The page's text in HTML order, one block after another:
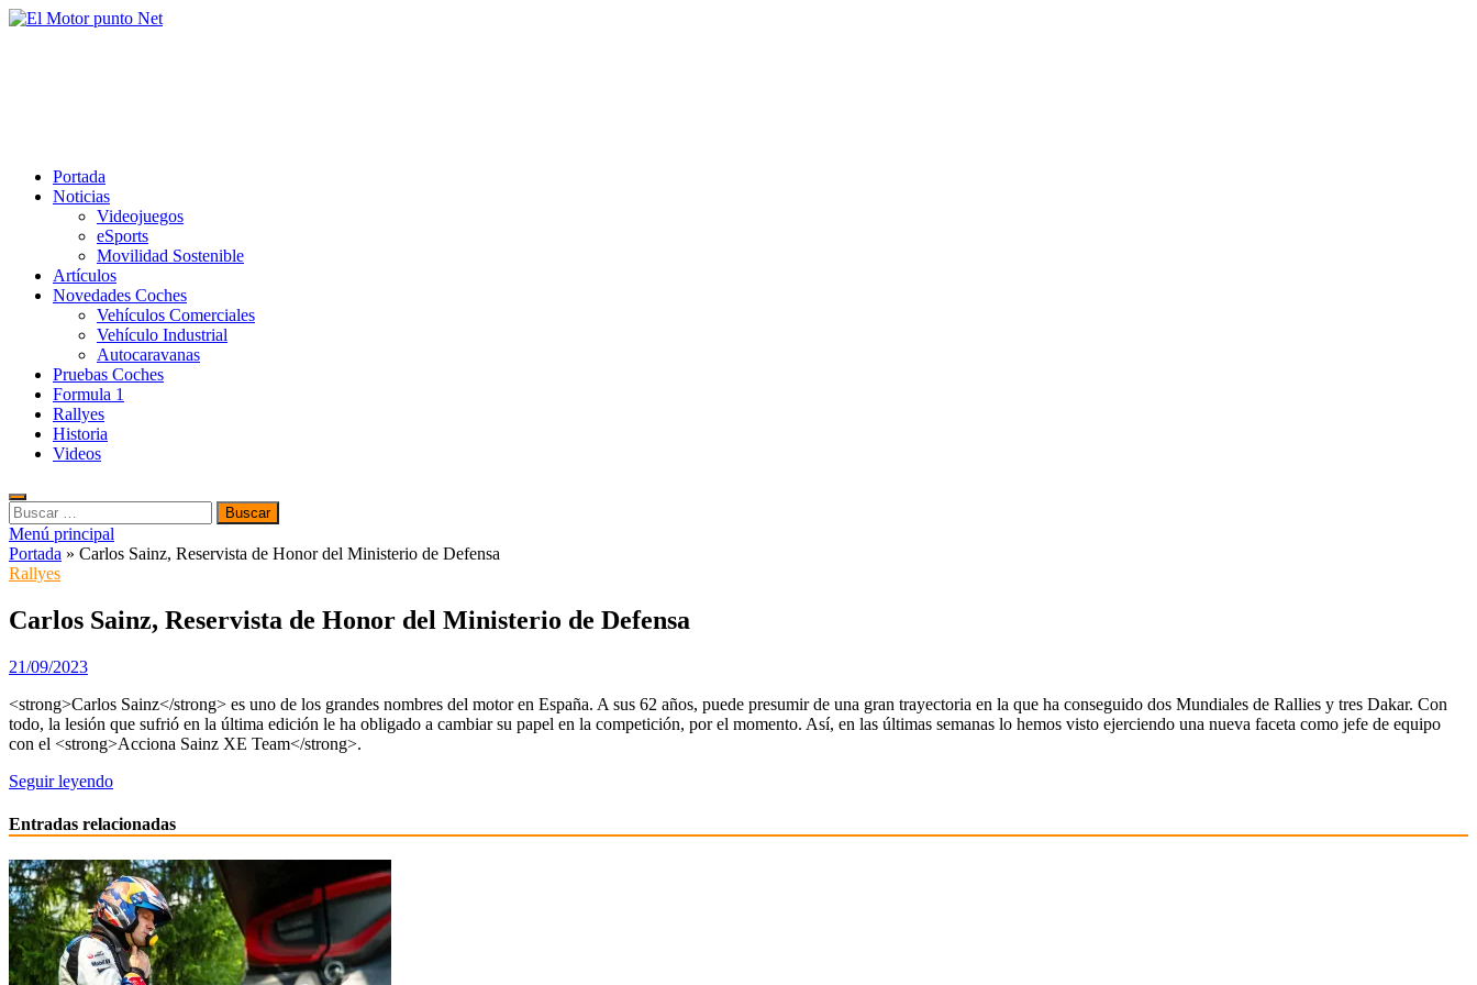
Saltar
Portada
Noticias
Videojuegos
eSports
Movilidad Sostenible
Artículos
Novedades Coches
Vehículos Comerciales
Vehículo Industrial
Autocaravanas
Pruebas Coches
Formula 1
Rallyes
Historia
Videos
Buscar:
Menú principal
Portada » Carlos Sainz, Reservista de Honor del Ministerio de Defensa
Rallyes
Carlos Sainz, Reservista de Honor del Ministerio de Defensa
21/09/2023
<strong>Carlos Sainz</strong> es uno de los grandes nombres del motor en España. A sus 62 años, puede presumir de una gran trayectoria en la que ha conseguido dos Mundiales de Rallies y tres Dakar. Con
todo, la lesión que sufrió en la última edición le ha obligado a cambiar su papel en la competición, por el momento. Así, en las últimas semanas lo hemos visto ejerciendo una nueva faceta como jefe de equipo
con el <strong>Acciona Sainz XE Team</strong>.
Seguir leyendo
Entradas relacionadas